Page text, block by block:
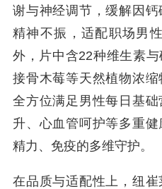
谢与神经调节，缓解因钙
精神不振，适配职场男
外，片中含22种维生素与
接骨木莓等天然植物浓缩
全方位满足男性每日基
升、心血管呵护等多重健
精力、免疫的多维守护。
在品质与适配性上，纽